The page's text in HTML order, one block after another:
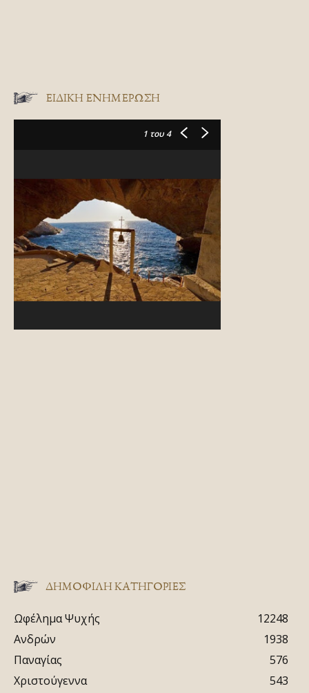
ΕΙΔΙΚΉ ΕΝΗΜΈΡΩΣΗ
1 του 4
ΔΗΜΟΦΙΛΗ ΚΑΤΗΓΟΡΙΕΣ
Ωφέλημα Ψυχής
12248
Ανδρών
1938
Παναγίας
576
Χριστούγεννα
543